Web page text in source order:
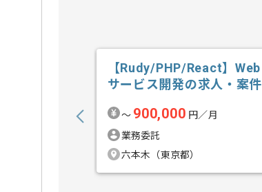
【Rudy/PHP/React】Web
サービス開発の求人・案件
〜 900,000 円／月
業務委託
六本木（東京都）